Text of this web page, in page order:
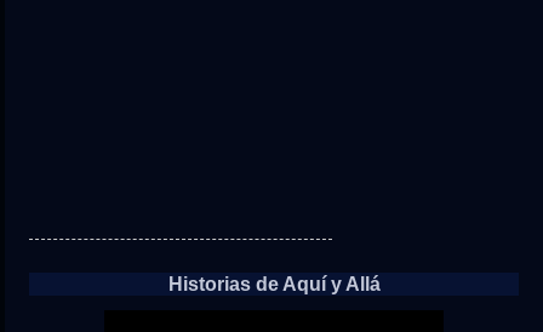
Historias de Aquí y Allá